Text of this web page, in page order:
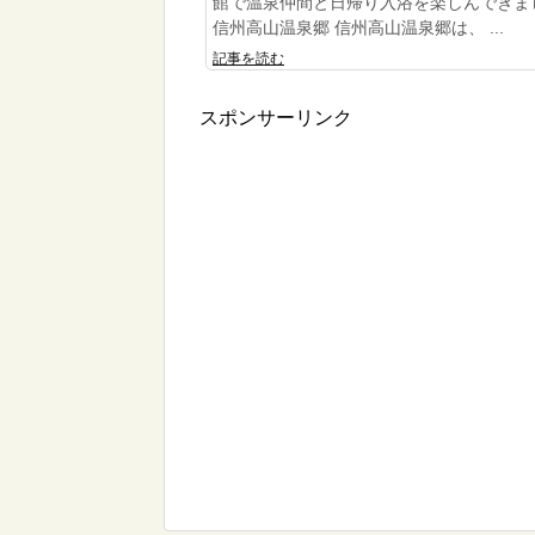
信州高山温泉郷 信州高山温泉郷は、 ...
記事を読む
スポンサーリンク